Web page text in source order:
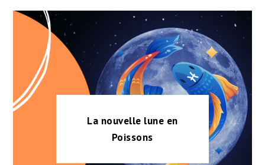
La nouvelle lune en
Poissons